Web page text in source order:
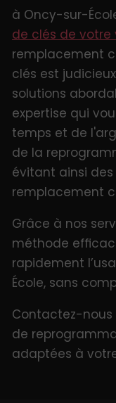
à Oncy-sur-
de clés de votre
remplacement
clés est
solutions
expertise qui
temps et de
de la
évitant ainsi
remplacement
Grâce à nos
méthode
rapidement
École, sans
Contactez-nous
de
adaptées à